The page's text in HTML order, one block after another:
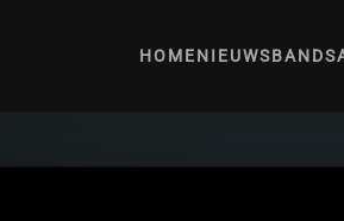
HOMENIEUWSBANDS